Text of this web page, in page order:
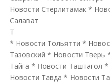
Новости Стерлитамак *
Салават
Т
* Новости Тольятти *
Тазовский * Новости Тверь
Тайга * Новости Таштагол *
Новости Тавда * Новости